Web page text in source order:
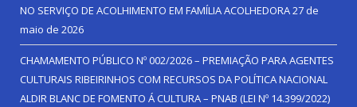
NO SERVIÇO DE ACOLHIMENTO EM FAMÍLIA ACOLHEDORA27 de
maio de 2026
CHAMAMENTO PÚBLICO Nº 002/2026 – PREMIAÇÃO PARA AGENTES
CULTURAIS RIBEIRINHOS COM RECURSOS DA POLÍTICA NACIONAL
ALDIR BLANC DE FOMENTO Á CULTURA – PNAB (LEI Nº 14.399/2022)